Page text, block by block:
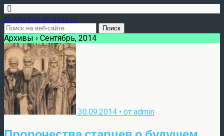
givadushoi-aleshina.ru
Архивы › Сентябрь, 2014
30.09.2014 • от admin